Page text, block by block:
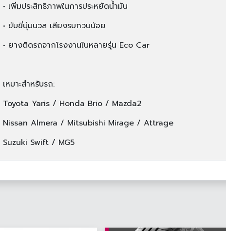
• เพิ่มประสิทธิภาพในการประหยัดน้ำมัน
• ขับขี่นุ่มนวล เสียงรบกวนน้อย
• ยางติดรถจากโรงงานในหลายรุ่น Eco Car
เหมาะสำหรับรถ:
Toyota Yaris / Honda Brio / Mazda2
Nissan Almera / Mitsubishi Mirage / Attrage
Suzuki Swift / MG5